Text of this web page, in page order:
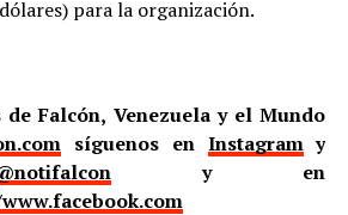
para la organización.
Falcón, Venezuela y el Mundo
síguenos en Instagramy
y en